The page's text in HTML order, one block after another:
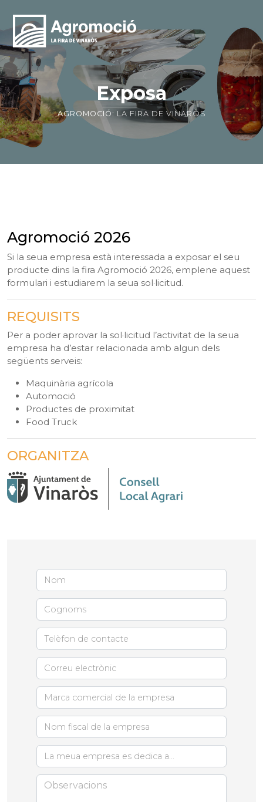
Exposa
AGROMOCIÓ: LA FIRA DE VINARÒS
Agromoció 2026
Si la seua empresa està interessada a exposar el seu
producte dins la fira Agromoció 2026, emplene aquest
formulari i estudiarem la seua sol·licitud.
REQUISITS
Per a poder aprovar la sol·licitud l’activitat de la seua
empresa ha d’estar relacionada amb algun dels
següents serveis:
Maquinària agrícola
Automoció
Productes de proximitat
Food Truck
ORGANITZA